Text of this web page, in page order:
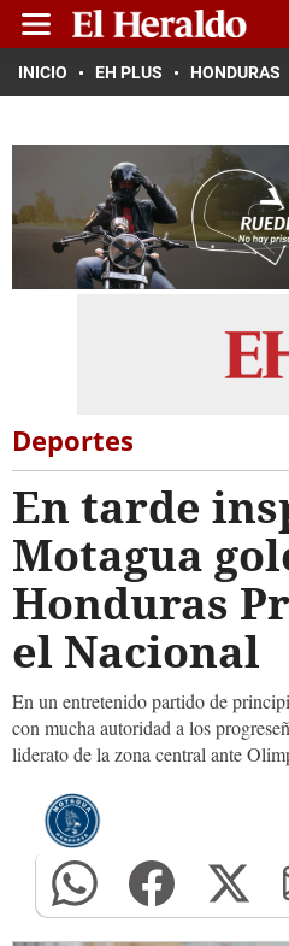
INICIO EH PLUS HONDURAS
Deportes
En tarde
Motagua
Honduras
el Nacional
En un entretenido partido de
con mucha autoridad a los
liderato de la zona central ante